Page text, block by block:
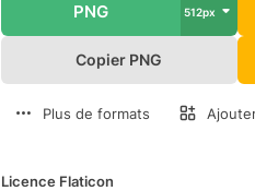
PNG 512px
Copier PNG
Plus de formats
Licence Flaticon